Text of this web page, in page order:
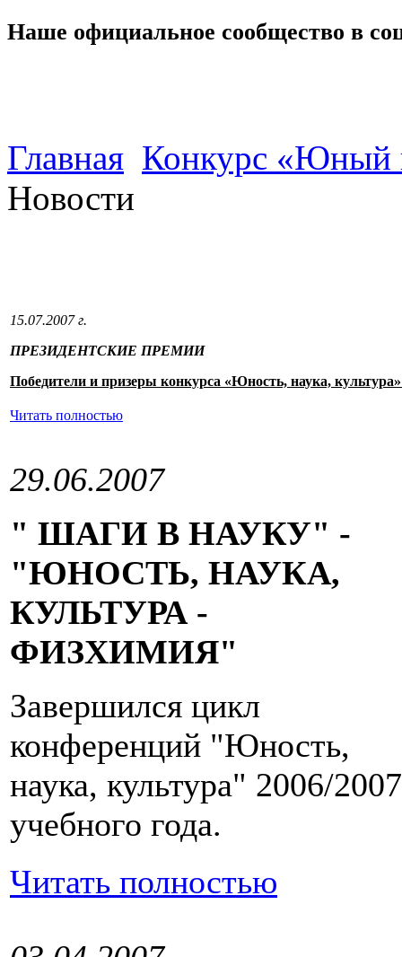
Наше официальное сообщество в
Главная Конкурс «Юный
Новости
15.07.2007 г.
ПРЕЗИДЕНТСКИЕ ПРЕМИИ
Победители и призеры конкурса «Юность, наука,
Читать полностью
29.06.2007
" ШАГИ В НАУКУ" -
"ЮНОСТЬ, НАУКА,
КУЛЬТУРА -
ФИЗХИМИЯ"
Завершился цикл
конференций "Юность,
наука, культура" 2006/2007
учебного года.
Читать полностью